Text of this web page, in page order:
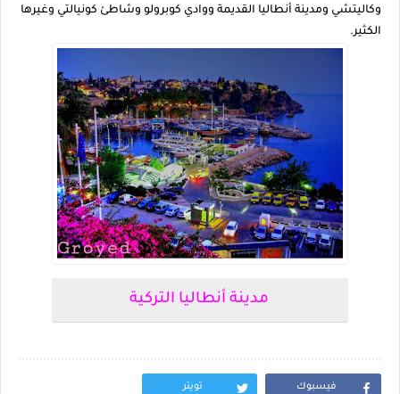
وكاليتشي ومدينة أنطاليا القديمة ووادي كوبرولو وشاطئ كونيالتي وغيرها
الكثير.
مدينة أنطاليا التركية
فيسبوك تويتر